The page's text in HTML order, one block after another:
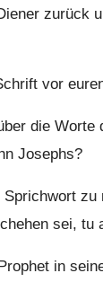
zurück
vor
die
Josephs?
sei, tu
in